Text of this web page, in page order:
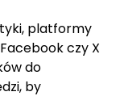
platformy
czy X
do
by